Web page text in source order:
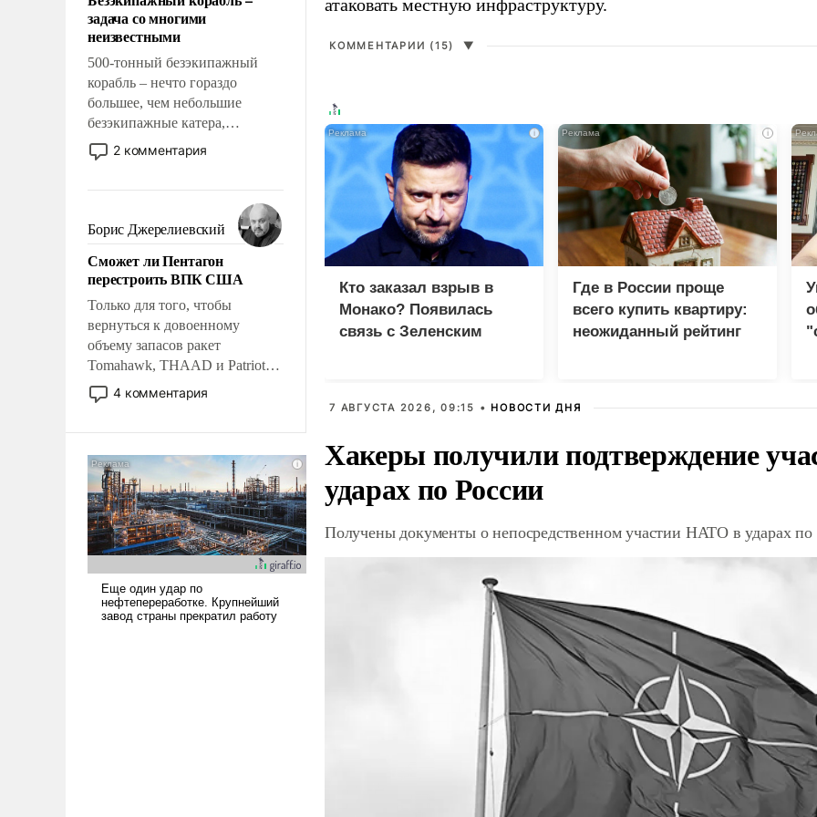
адаптироваться.
задача со многими
неизвестными
500-тонный безэкипажный
корабль – нечто гораздо
большее, чем небольшие
безэкипажные катера,
применение которых уже
стало обыденностью. Задача по
сложна и амбициозна. Однако
и ее реализация радикально
поднимет наши боевые
возможности.
2 комментария
Борис Джерелиевский
Сможет ли Пентагон
перестроить ВПК США
Только для того, чтобы
вернуться к довоенному
объему запасов ракет
Tomahawk, THAAD и Patriot
США потребуется более трех
лет. Даже небольшая война с
Сложившаяся ситуация
означает многолетний период
уязвимости США, например,
перед Китаем.
4 комментария
атаковать местную инфраструктуру.
КОММЕНТАРИИ (15) ▼
i
Кто заказал взрыв в
Монако? Появилась
связь с Зеленским
i
Где в России проще
всего купить квартиру:
неожиданный рейтинг
7 АВГУСТА 2026, 09:15 • НОВОСТИ ДНЯ
Хакеры получили подтверждение
ударах по России
Получены документы о непосредственном участии НАТО в ударах по